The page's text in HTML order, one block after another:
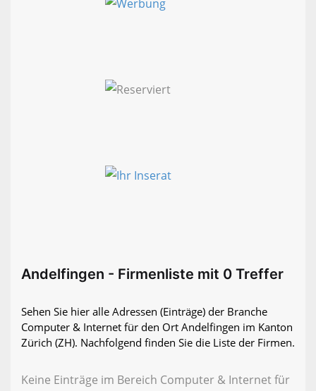
Andelfingen - Firmenliste mit 0 Treffer
Sehen Sie hier alle Adressen (Einträge) der Branche
Computer & Internet für den Ort Andelfingen im Kanton
Zürich (ZH). Nachfolgend finden Sie die Liste der Firmen.
Keine Einträge im Bereich Computer & Internet für